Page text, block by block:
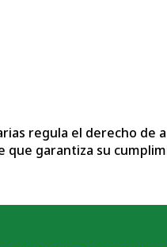
regula el derecho de
que garantiza su